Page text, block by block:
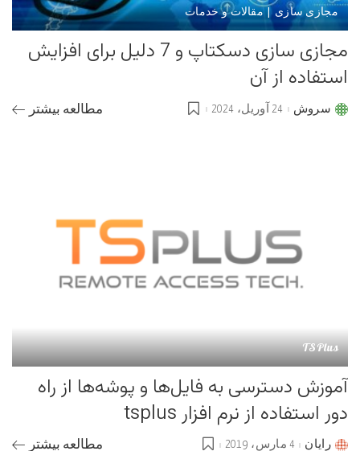
مجازی سازی | مقالات و خدمات
مجازی سازی دسکتاپ و 7 دلیل برای افزایش
استفاده از آن
Postedسروش 24 آوریل، 2024 مطالعه بیشتر
TSPlus
آموزش دسترسی به فایل‌ها و پوشه‌ها از راه
دور استفاده از نرم افزار tsplus
رایان 4 مارس، 2019 مطالعه بیشتر